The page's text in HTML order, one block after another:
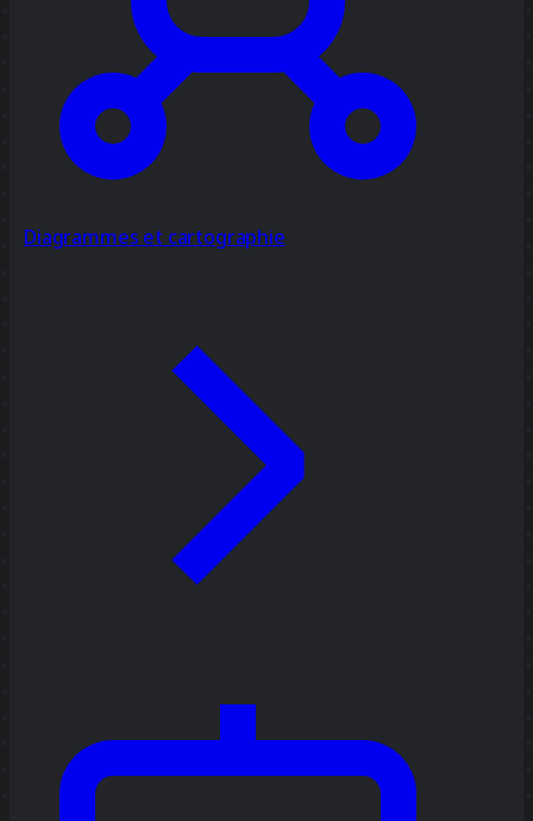
Diagrammes et cartographie